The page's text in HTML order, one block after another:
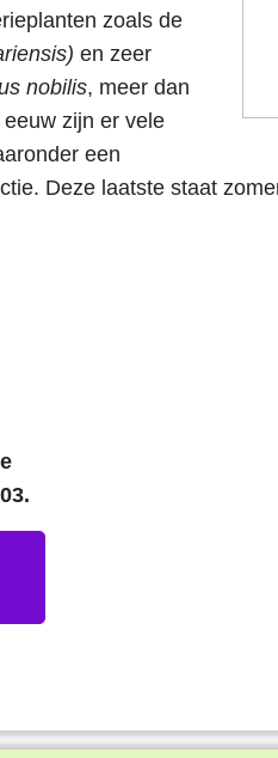
zoals de
en zeer
nobilis, meer dan
zijn er vele
een
Deze laatste staat